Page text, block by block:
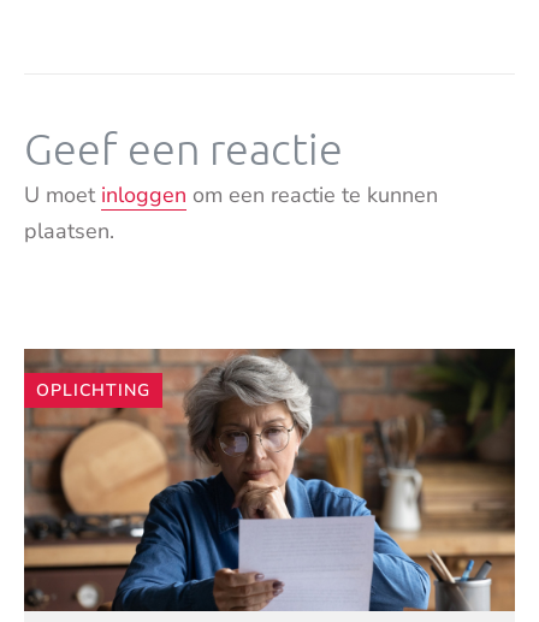
Geef een reactie
U moet inloggen om een reactie te kunnen
plaatsen.
Andere
artikelen
OPLICHTING